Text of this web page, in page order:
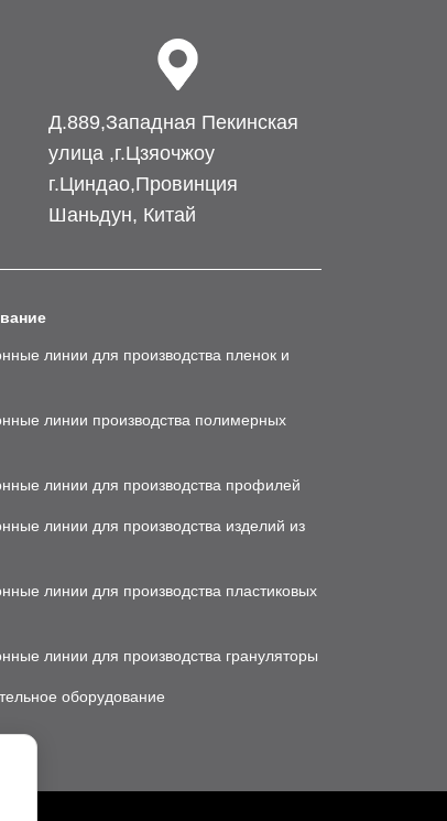
Д.889,Западная Пекинская
улица ,г.Цзяочжоу
г.Циндао,Провинция
Шаньдун, Китай
линии для производства пленок и
линии производства полимерных
линии для производства профилей
линии для производства изделий из
линии для производства пластиковых
линии для производства грануляторы
оборудование